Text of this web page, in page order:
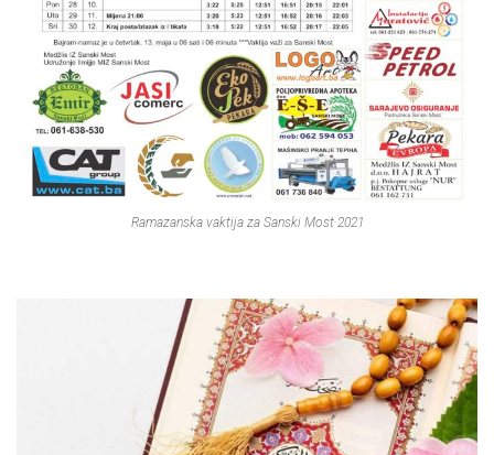
Ramazanska vaktija za Sanski Most 2021